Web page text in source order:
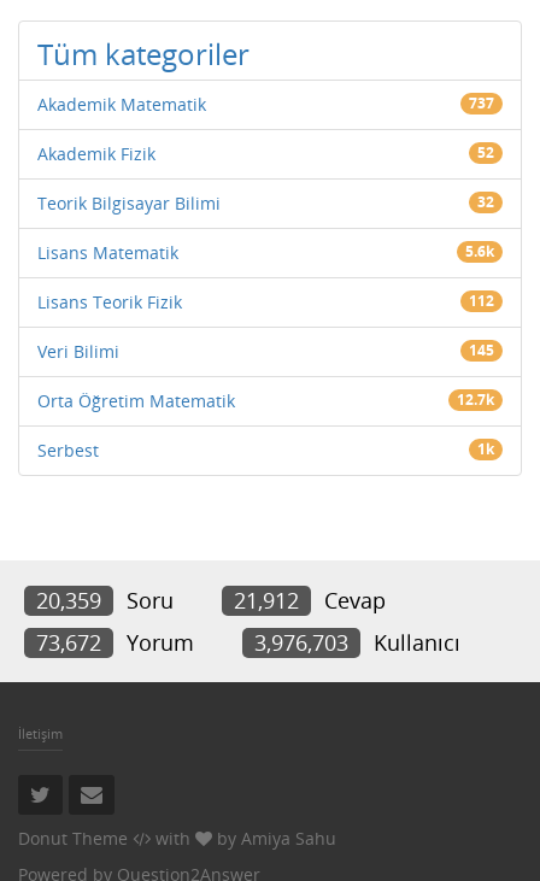
Tüm kategoriler
Akademik Matematik 737
Akademik Fizik 52
Teorik Bilgisayar Bilimi 32
Lisans Matematik 5.6k
Lisans Teorik Fizik 112
Veri Bilimi 145
Orta Öğretim Matematik 12.7k
Serbest 1k
20,359 Soru 21,912
Cevap
73,672
Yorum 3,976,703 Kullanıcı
İletişim
Donut Theme with by Amiya Sahu
Powered by Question2Answer